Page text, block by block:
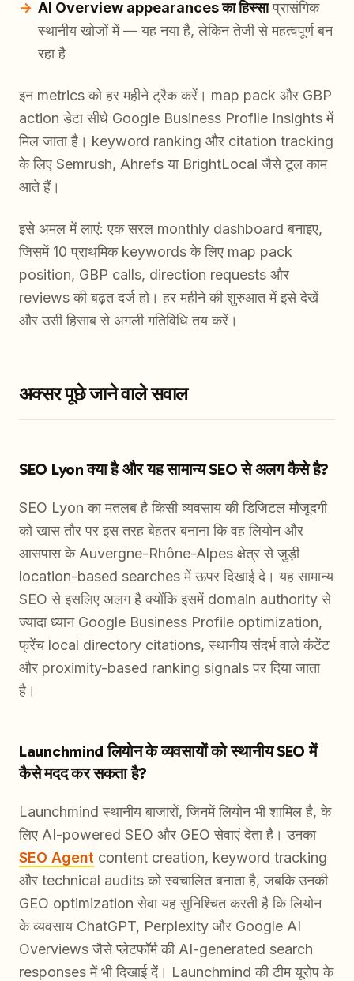
AI Overview appearances का हिस्साप्रासंगिक
स्थानीय खोजों में — यह नया है, लेकिन तेजी से महत्वपूर्ण बन
रहा है
इन metrics को हर महीने ट्रैक करें। map pack और GBP
action डेटा सीधे Google Business Profile Insights में
मिल जाता है। keyword ranking और citation tracking
के लिए Semrush, Ahrefs या BrightLocal जैसे टूल काम
आते हैं।
इसे अमल में लाएं: एक सरल monthly dashboard बनाइए,
जिसमें 10 प्राथमिक keywords के लिए map pack
position, GBP calls, direction requests और
reviews की बढ़त दर्ज हो। हर महीने की शुरुआत में इसे देखें
और उसी हिसाब से अगली गतिविधि तय करें।
अक्सर पूछे जाने वाले सवाल
SEO Lyon क्या है और यह सामान्य SEO से अलग कैसे है?
SEO Lyon का मतलब है किसी व्यवसाय की डिजिटल मौजूदगी
को खास तौर पर इस तरह बेहतर बनाना कि वह लियोन और
आसपास के Auvergne-Rhône-Alpes क्षेत्र से जुड़ी
location-based searches में ऊपर दिखाई दे। यह सामान्य
SEO से इसलिए अलग है क्योंकि इसमें domain authority से
ज्यादा ध्यान Google Business Profile optimization,
फ्रेंच local directory citations, स्थानीय संदर्भ वाले कंटेंट
और proximity-based ranking signals पर दिया जाता
है।
Launchmind लियोन के व्यवसायों को स्थानीय SEO में
कैसे मदद कर सकता है?
Launchmind स्थानीय बाजारों, जिनमें लियोन भी शामिल है, के
लिए AI-powered SEO और GEO सेवाएं देता है। उनका
SEO Agent content creation, keyword tracking
और technical audits को स्वचालित बनाता है, जबकि उनकी
GEO optimization सेवा यह सुनिश्चित करती है कि लियोन
के व्यवसाय ChatGPT, Perplexity और Google AI
Overviews जैसे प्लेटफॉर्म की AI-generated search
responses में भी दिखाई दें। Launchmind की टीम यूरोप के